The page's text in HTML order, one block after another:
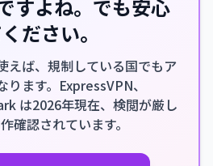
すよね。でも安心
ださい。
えば、規制している国でもア
ります。ExpressVPN、
は2026年現在、検閲が厳し
確認されています。